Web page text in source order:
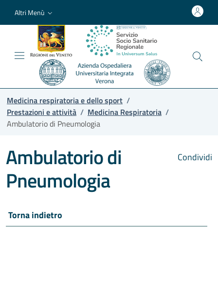
Altri Menù
Medicina respiratoria e dello sport /
Prestazioni e attività / Medicina Respiratoria /
Ambulatorio di Pneumologia
Condividi
Ambulatorio di
Pneumologia
Torna indietro